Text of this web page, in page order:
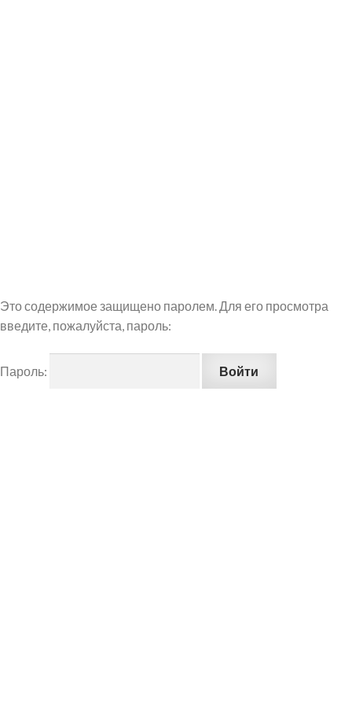
Это содержимое защищено паролем. Для его просмотра
введите, пожалуйста, пароль:
Пароль: